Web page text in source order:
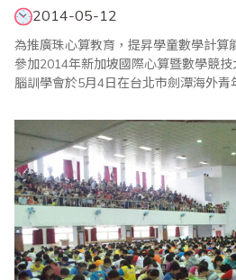
2014-05-12
為推廣珠心算教育，提昇學童數學計算
參加2014年新加坡國際心算暨數學競
腦訓學會於5月4日在台北市劍潭海外青
面盛大，圓滿結束。